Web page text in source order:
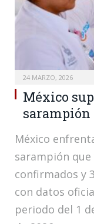
24 MARZO, 2026
México
sarampión
México
sarampión que
confirmados y
con datos
periodo del 1